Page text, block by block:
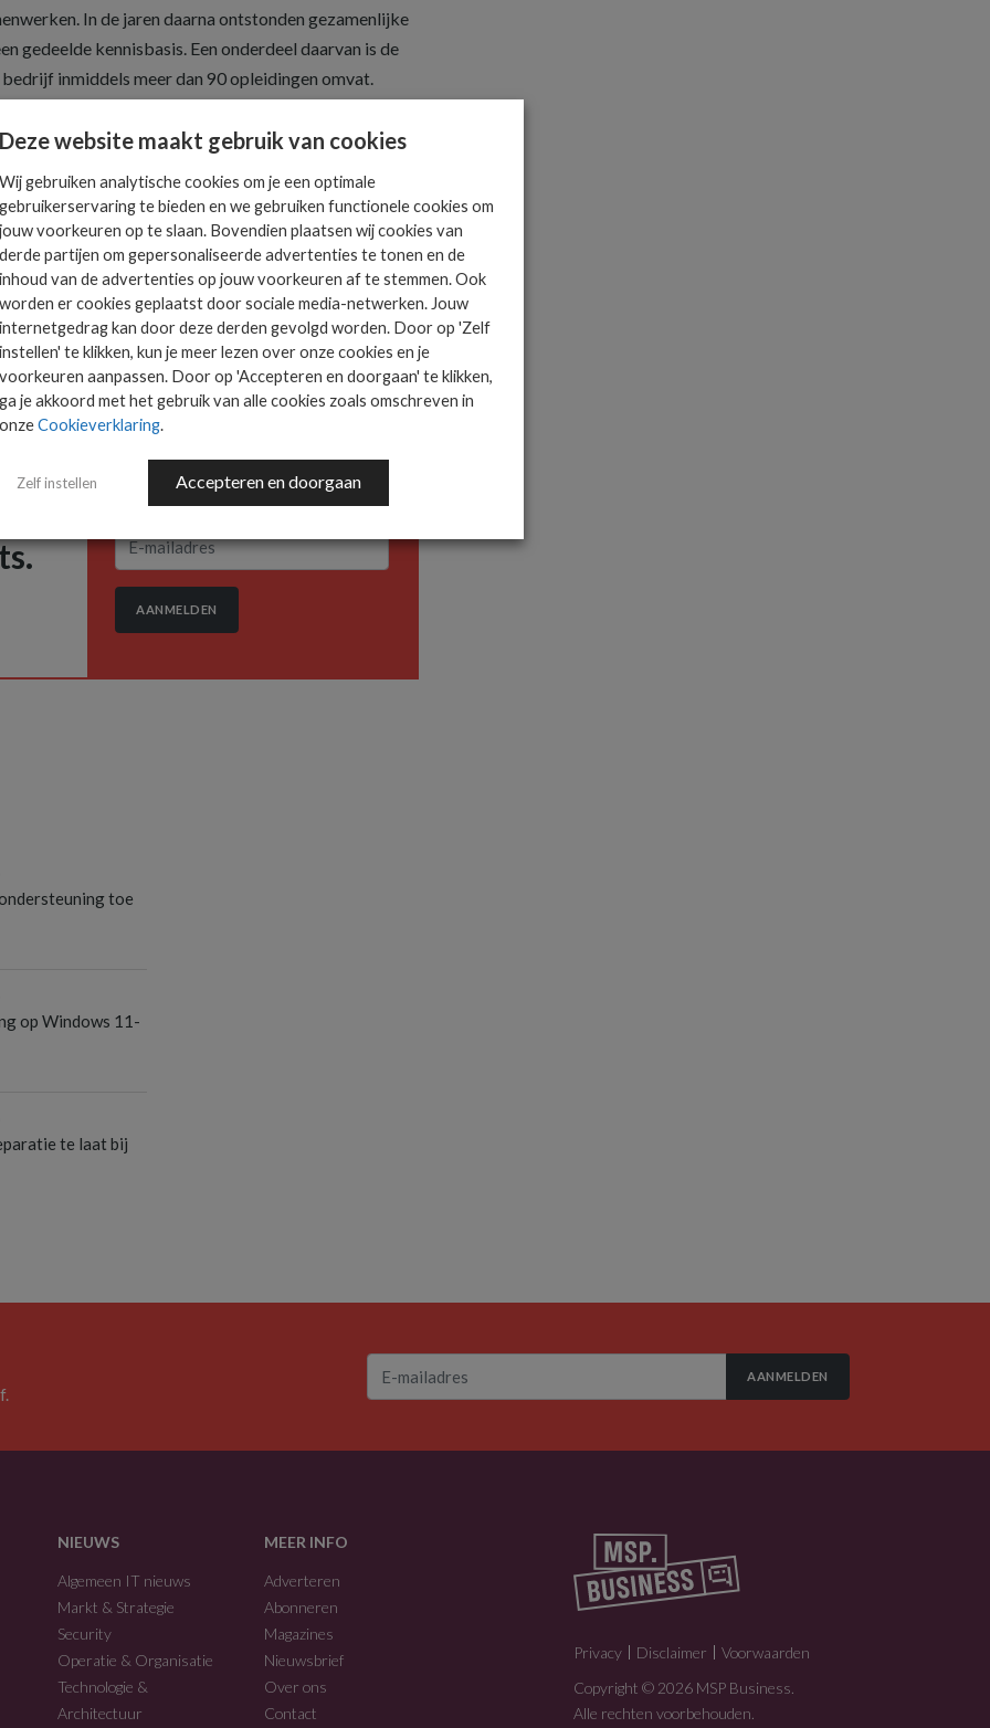
In de jaren daarna ontstonden gezamenlijke
gedeelde kennisbasis. Een onderdeel daarvan is de
inmiddels meer dan 90 opleidingen omvat.
die kleinschaligheid voor professionals
In de komende periode wil Cerios verder
en kennisontwikkeling. Daarmee wil het
als software verder versterken.
staat Freddy Verweij. Het bedrijf geeft aan met de
te willen nemen voor softwarekwaliteit
Het allerlaatste ICT
nieuws in jouw mailbox
AANMELDEN
toe
op Windows 11-
te laat bij
AANMELDEN
NIEUWS
Algemeen IT nieuws
Markt & Strategie
Security
Operatie & Organisatie
Technologie &
Architectuur
MEER INFO
Adverteren
Abonneren
Magazines
Nieuwsbrief
Over ons
Contact
Privacy Disclaimer
Voorwaarden
Copyright © 2026 MSP Business.
Alle rechten voorbehouden.
Deze website maakt gebruik van cookies
Wij gebruiken analytische cookies om je een optimale
gebruikerservaring te bieden en we gebruiken functionele cookies om
jouw voorkeuren op te slaan. Bovendien plaatsen wij cookies van
derde partijen om gepersonaliseerde advertenties te tonen en de
inhoud van de advertenties op jouw voorkeuren af te stemmen. Ook
worden er cookies geplaatst door sociale media-netwerken. Jouw
internetgedrag kan door deze derden gevolgd worden. Door op 'Zelf
instellen' te klikken, kun je meer lezen over onze cookies en je
voorkeuren aanpassen. Door op 'Accepteren en doorgaan' te klikken,
ga je akkoord met het gebruik van alle cookies zoals omschreven in
onzeCookieverklaring.
Zelf instellen Accepteren en doorgaan